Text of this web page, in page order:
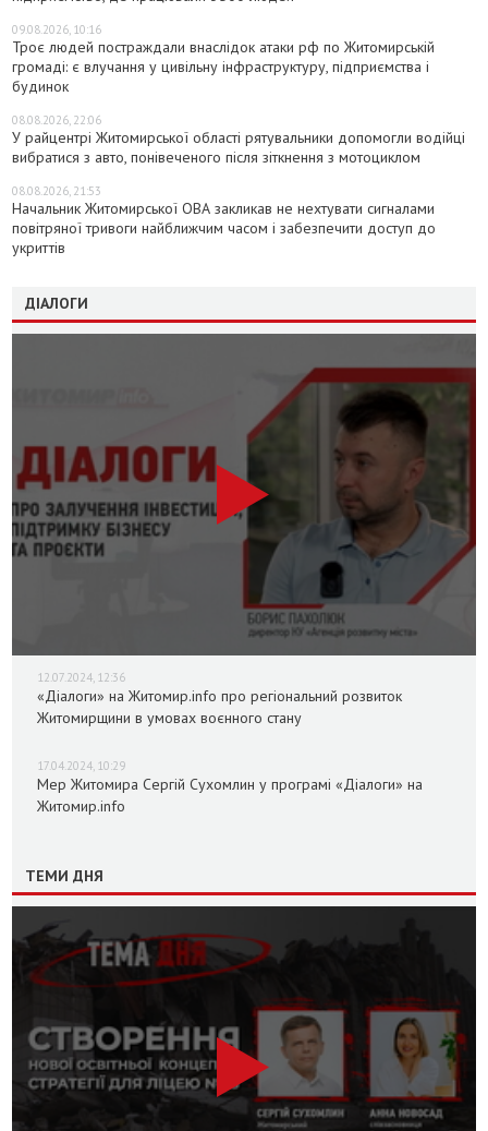
09.08.2026, 10:16
Троє людей постраждали внаслідок атаки рф по Житомирській
громаді: є влучання у цивільну інфраструктуру, підприємства і
будинок
08.08.2026, 22:06
У райцентрі Житомирської області рятувальники допомогли водійці
вибратися з авто, понівеченого після зіткнення з мотоциклом
08.08.2026, 21:53
Начальник Житомирської ОВА закликав не нехтувати сигналами
повітряної тривоги найближчим часом і забезпечити доступ до
укриттів
ДІАЛОГИ
12.07.2024, 12:36
«Діалоги» на Житомир.info про регіональний розвиток
Житомирщини в умовах воєнного стану
17.04.2024, 10:29
Мер Житомира Сергій Сухомлин у програмі «Діалоги» на
Житомир.info
ТЕМИ ДНЯ